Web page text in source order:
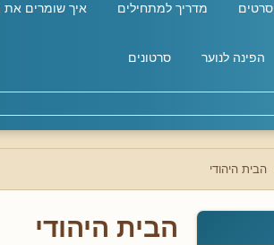
סרטים מדריך למתחילים איך שומרים
הפינה לנוער סרטונים
הבית היהודי
הבית היהודי